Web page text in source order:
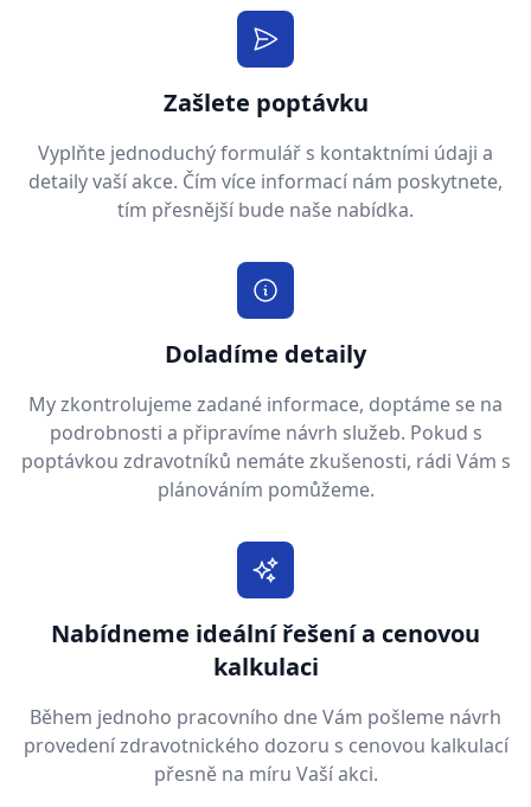
Zašlete poptávku
Vyplňte jednoduchý formulář s kontaktními údaji a
detaily vaší akce. Čím více informací nám poskytnete,
tím přesnější bude naše nabídka.
Doladíme detaily
My zkontrolujeme zadané informace, doptáme se na
podrobnosti a připravíme návrh služeb. Pokud s
poptávkou zdravotníků nemáte zkušenosti, rádi Vám s
plánováním pomůžeme.
Nabídneme ideální řešení a cenovou
kalkulaci
Během jednoho pracovního dne Vám pošleme návrh
provedení zdravotnického dozoru s cenovou kalkulací
přesně na míru Vaší akci.